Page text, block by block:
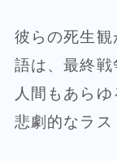
彼らの死生
語は、最終戦
人間もあら
悲劇的なラス